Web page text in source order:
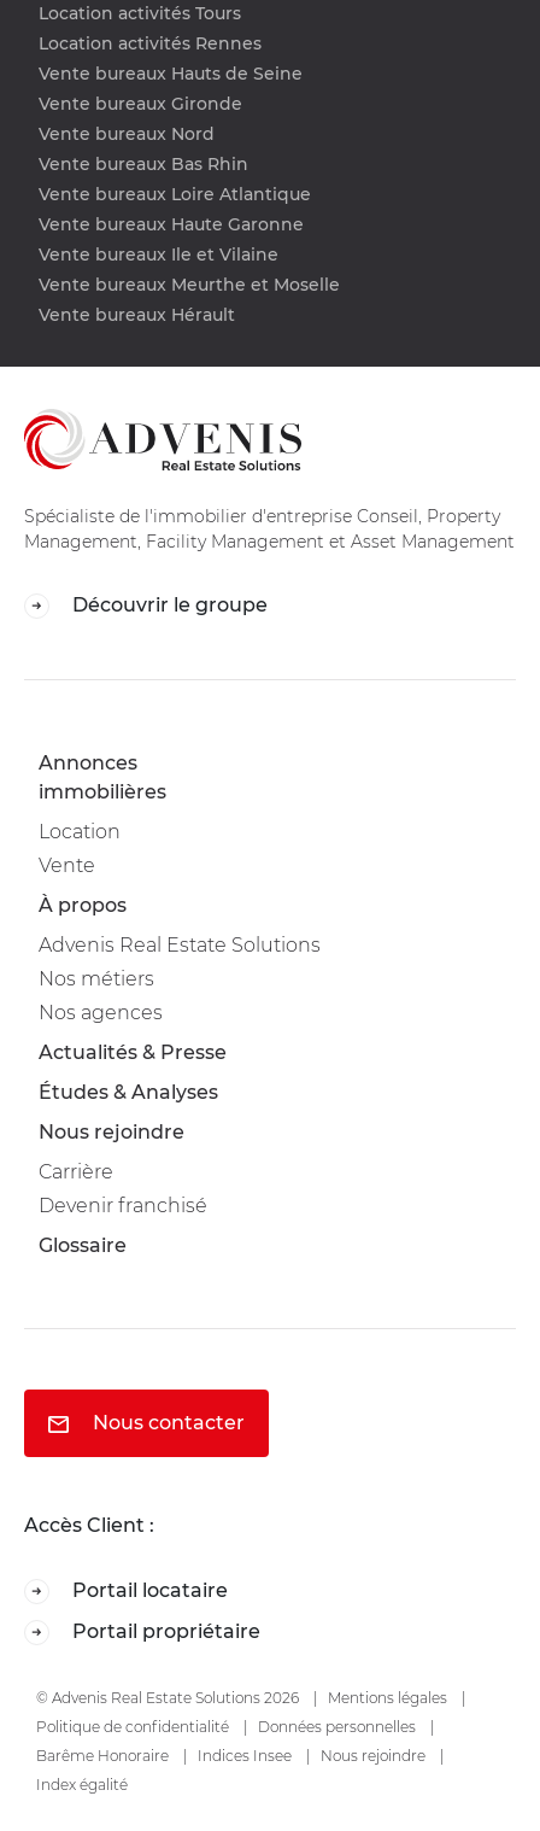
Location activités Tours
Location activités Rennes
Vente bureaux Hauts de Seine
Vente bureaux Gironde
Vente bureaux Nord
Vente bureaux Bas Rhin
Vente bureaux Loire Atlantique
Vente bureaux Haute Garonne
Vente bureaux Ile et Vilaine
Vente bureaux Meurthe et Moselle
Vente bureaux Hérault
Spécialiste de l'immobilier d'entreprise Conseil, Property
Management, Facility Management et Asset Management
Découvrir le groupe
Annonces
immobilières
Location
Vente
À propos
Advenis Real Estate Solutions
Nos métiers
Nos agences
Actualités & Presse
Études & Analyses
Nous rejoindre
Carrière
Devenir franchisé
Glossaire
Nous contacter
Accès Client :
Portail locataire
Portail propriétaire
© Advenis Real Estate Solutions 2026
Mentions légales
Politique de confidentialité
Données personnelles
Barême Honoraire
Indices Insee
Nous rejoindre
Index égalité